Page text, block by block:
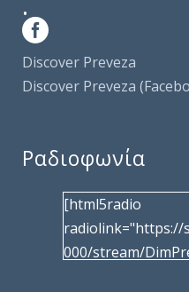
Discover Preveza
Discover Preveza
Ραδιοφωνία
[html5radio
radiolink="https://
000/stream/